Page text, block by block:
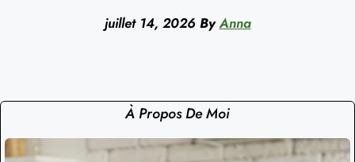
juillet 14, 2026 By Anna
À Propos De Moi